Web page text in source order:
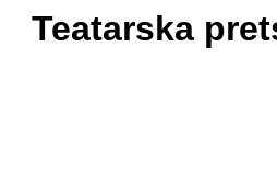
Teatarska